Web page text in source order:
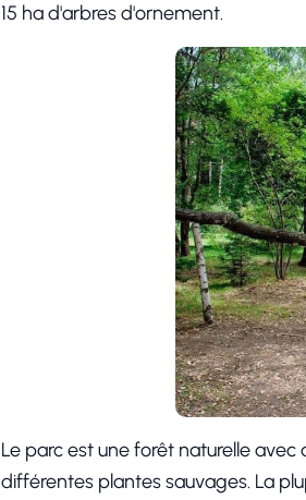
15 ha d'arbres d'ornement.
Le parc est une forêt naturelle
différentes plantes sauvages. La